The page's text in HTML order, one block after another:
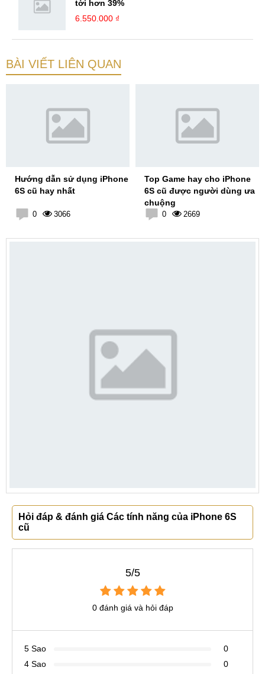
tới hơn 39%
6.550.000 ₫
BÀI VIẾT LIÊN QUAN
Hướng dẫn sử dụng iPhone
6S cũ hay nhất
0 3066
Top Game hay cho iPhone
6S cũ được người dùng ưa
chuộng
0 2669
Hỏi đáp & đánh giá Các tính năng của iPhone 6S
cũ
5/5
0 đánh giá và hỏi đáp
5 Sao
0
4 Sao
0